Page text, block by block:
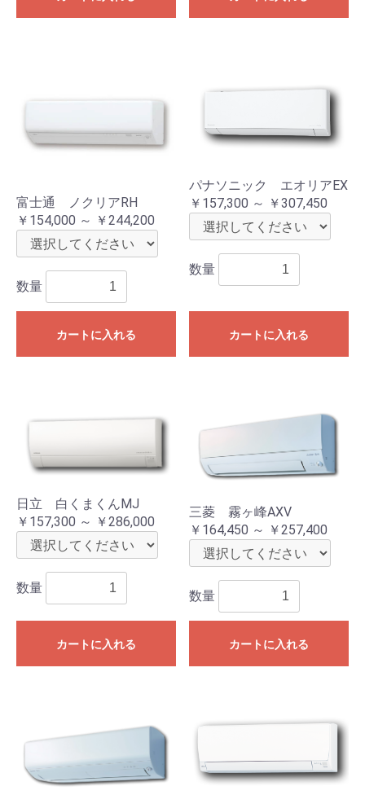
富士通 ノクリアRH
￥154,000 ～ ￥244,200
数量
カートに入れる
パナソニック エオリアEX
￥157,300 ～ ￥307,450
数量
カートに入れる
日立 白くまくんMJ
￥157,300 ～ ￥286,000
数量
カートに入れる
三菱 霧ヶ峰AXV
￥164,450 ～ ￥257,400
数量
カートに入れる